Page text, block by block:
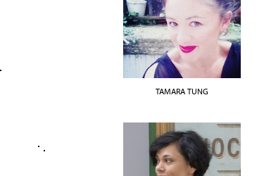
TAMARA TUNG